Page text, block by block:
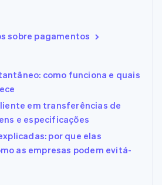
sobre pagamentos
como funciona e quais
em transferências de
e especificações
por que elas
as empresas podem evitá-
文